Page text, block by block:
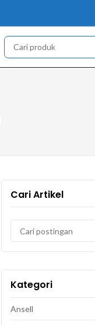
Cari Artikel
Kategori
Ansell